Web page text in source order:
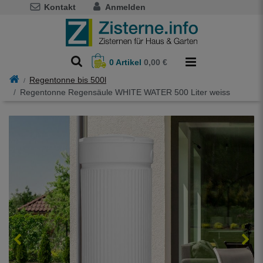
Kontakt Anmelden
0Artikel 0,00 €
Regentonne bis 500l
Regentonne Regensäule WHITE WATER 500 Liter weiss